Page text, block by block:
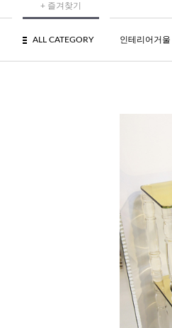
+ 즐겨찾기
ALL CATEGORY 인테리어거울